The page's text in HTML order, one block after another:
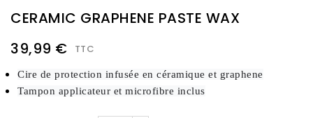
CERAMIC GRAPHENE PASTE WAX
39,99 €
TTC
Cire de protection infusée en céramique et graphene
Tampon applicateur et microfibre inclus